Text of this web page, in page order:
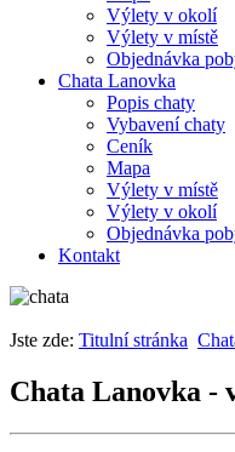
Výlety v okolí
Výlety v místě
Objednávka
Chata Lanovka
Popis chaty
Vybavení chaty
Ceník
Mapa
Výlety v místě
Výlety v okolí
Objednávka
Kontakt
Jste zde: Titulní stránka
Chata Lanovka -